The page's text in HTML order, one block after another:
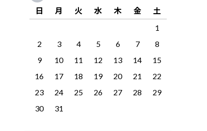
日
月 火 水 木 金
土
1
2
3 4 5 6 7
8
9
10 11 12 13 14
15
16
17 18 19 20 21
22
23
24 25 26 27 28
29
30
31